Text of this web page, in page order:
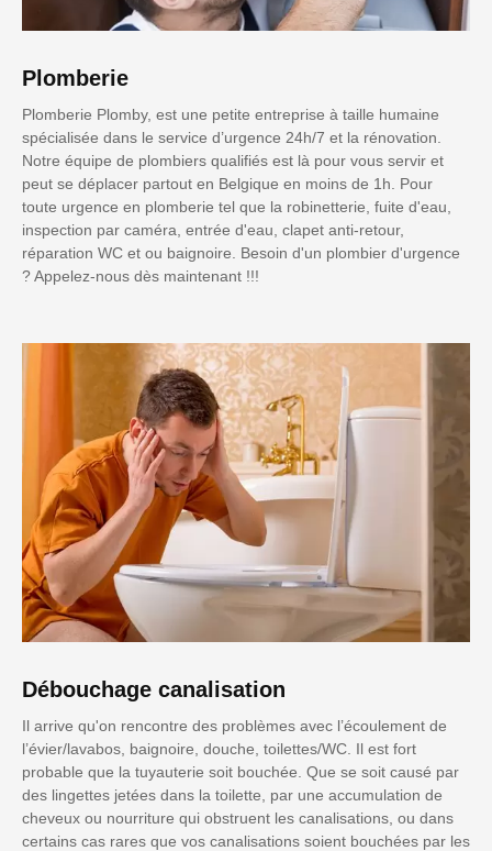
Plomberie
Plomberie Plomby, est une petite entreprise à taille humaine
spécialisée dans le service d’urgence 24h/7 et la rénovation.
Notre équipe de plombiers qualifiés est là pour vous servir et
peut se déplacer partout en Belgique en moins de 1h. Pour
toute urgence en plomberie tel que la robinetterie, fuite d'eau,
inspection par caméra, entrée d'eau, clapet anti-retour,
réparation WC et ou baignoire. Besoin d'un plombier d'urgence
? Appelez-nous dès maintenant !!!
Débouchage canalisation
Il arrive qu'on rencontre des problèmes avec l’écoulement de
l’évier/lavabos, baignoire, douche, toilettes/WC. Il est fort
probable que la tuyauterie soit bouchée. Que se soit causé par
des lingettes jetées dans la toilette, par une accumulation de
cheveux ou nourriture qui obstruent les canalisations, ou dans
certains cas rares que vos canalisations soient bouchées par les